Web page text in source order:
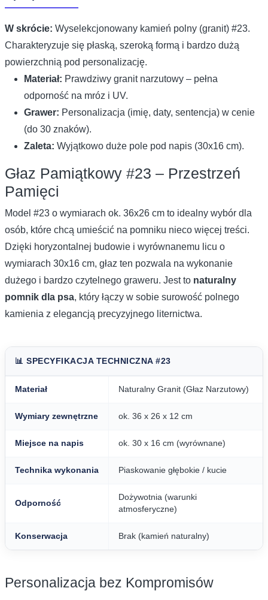
W skrócie: Wyselekcjonowany kamień polny (granit) #23.
Charakteryzuje się płaską, szeroką formą i bardzo dużą
powierzchnią pod personalizację.
Materiał: Prawdziwy granit narzutowy – pełna
odporność na mróz i UV.
Grawer: Personalizacja (imię, daty, sentencja) w cenie
(do 30 znaków).
Zaleta: Wyjątkowo duże pole pod napis (30x16 cm).
Głaz Pamiątkowy #23 – Przestrzeń
Pamięci
Model #23 o wymiarach ok. 36x26 cm to idealny wybór dla
osób, które chcą umieścić na pomniku nieco więcej treści.
Dzięki horyzontalnej budowie i wyrównanemu licu o
wymiarach 30x16 cm, głaz ten pozwala na wykonanie
dużego i bardzo czytelnego graweru. Jest to naturalny
pomnik dla psa, który łączy w sobie surowość polnego
kamienia z elegancją precyzyjnego liternictwa.
📊 SPECYFIKACJA TECHNICZNA #23
Materiał Naturalny Granit (Głaz Narzutowy)
Wymiary zewnętrzne ok. 36 x 26 x 12 cm
Miejsce na napis ok. 30 x 16 cm (wyrównane)
Technika wykonania Piaskowanie głębokie / kucie
Odporność
Dożywotnia (warunki
atmosferyczne)
Konserwacja Brak (kamień naturalny)
Personalizacja bez Kompromisów